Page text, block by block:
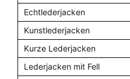
Echtlederjacken
Kunstlederjacken
Kurze Lederjacken
Lederjacken mit Fell